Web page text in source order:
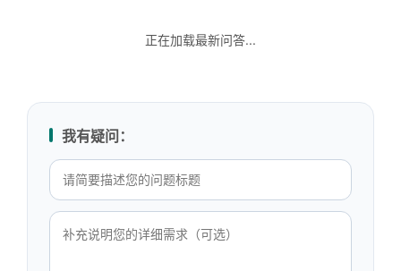
正在加载最新问答...
我有疑问：